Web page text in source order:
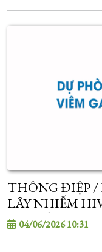
THÔNG ĐIỆP /
LÂY NHIỄM
MAI TỪ MẸ
04/06/2026 10:31